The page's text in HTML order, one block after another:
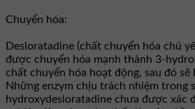
Chuyển hóa:
Desloratadine (chất chuyển hóa chủ
được chuyển hóa mạnh thành 3-
chất chuyển hóa hoạt động, sau đó
Những enzym chịu trách nhiệm trong
hydroxydesloratadine chưa được xác